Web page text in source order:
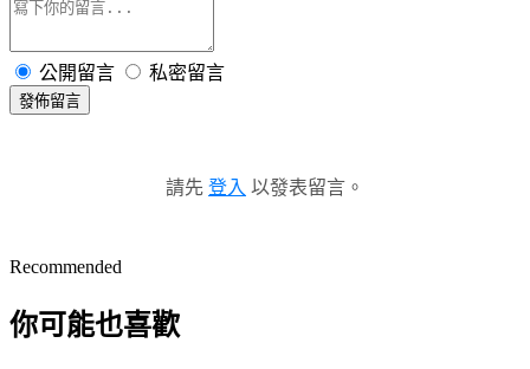
公開留言 私密留言
發佈留言
請先 登入 以發表留言。
Recommended
你可能也喜歡